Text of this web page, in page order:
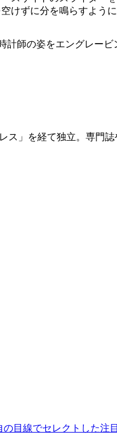
けずに分を鳴らすよう
師の姿をエングレー
ス」を経て独立。専門
目線でセレクトした注